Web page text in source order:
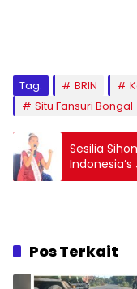
Tag: BRIN
Situ Fansuri Bongal
Sesilia
Pos Terkait